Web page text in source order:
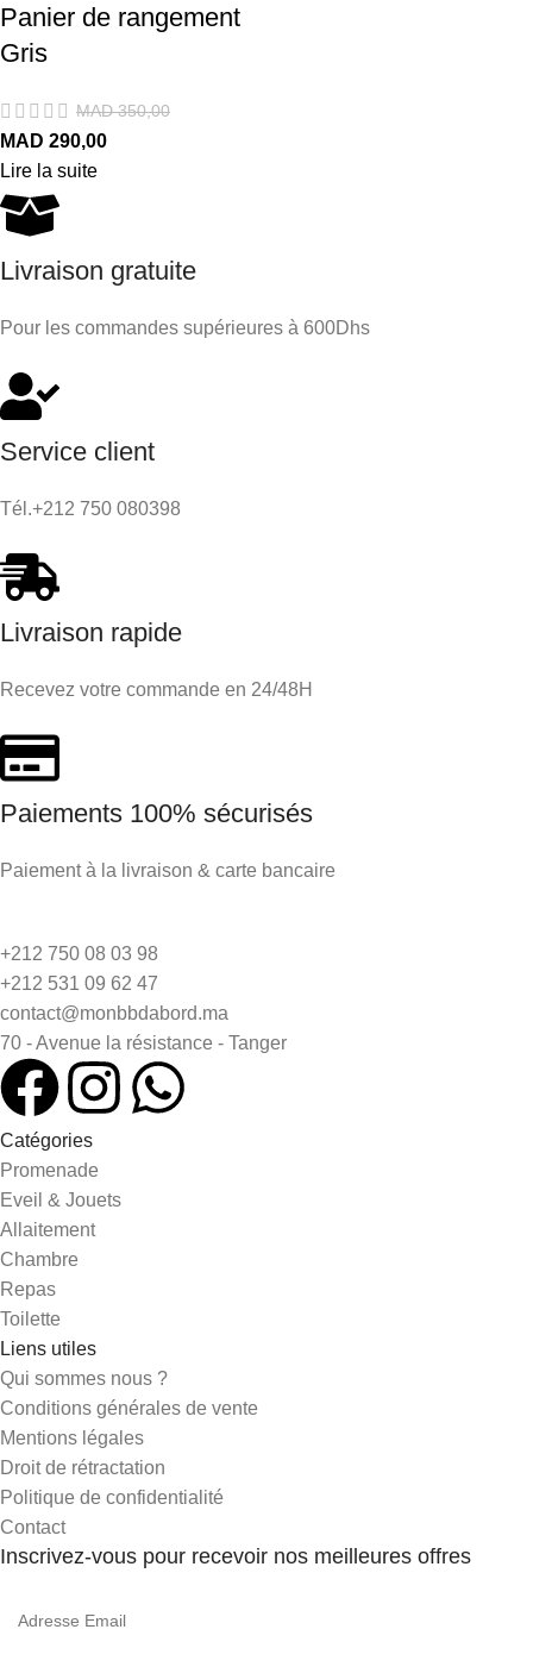
Panier de rangement
Gris
MAD350,00
MAD 290,00
Lire la suite
Livraison gratuite
Pour les commandes supérieures à 600Dhs
Service client
Tél.+212 750 080398
Livraison rapide
Recevez votre commande en 24/48H
Paiements 100% sécurisés
Paiement à la livraison & carte bancaire
+212 750 08 03 98
+212 531 09 62 47
contact@monbbdabord.ma
70 - Avenue la résistance - Tanger
Catégories
Promenade
Eveil & Jouets
Allaitement
Chambre
Repas
Toilette
Liens utiles
Qui sommes nous ?
Conditions générales de vente
Mentions légales
Droit de rétractation
Politique de confidentialité
Contact
Inscrivez-vous pour recevoir nos meilleures offres